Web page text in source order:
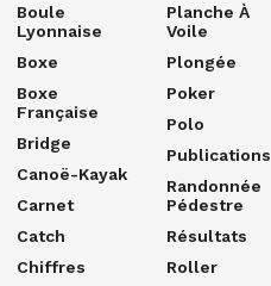
Boule
Lyonnaise
Boxe
Boxe
Française
Bridge
Canoë-Kayak
Carnet
Catch
Chiffres
Planche À
Voile
Plongée
Poker
Polo
Publications
Randonnée
Pédestre
Résultats
Roller